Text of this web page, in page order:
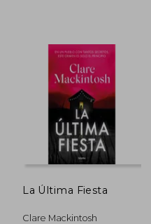
La Última Fiesta
Clare Mackintosh